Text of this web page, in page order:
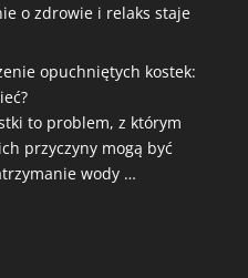
o zdrowie i relaks staje
opuchniętych kostek:
to problem, z którym
przyczyny mogą być
wody …